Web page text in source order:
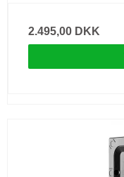
2.495,00 DKK